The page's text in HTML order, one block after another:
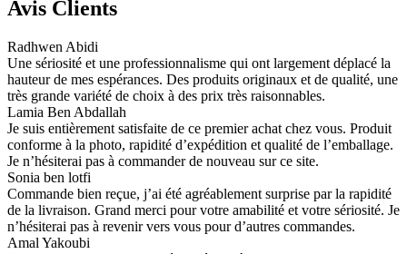
Avis Clients
Radhwen Abidi
Une sériosité et une professionnalisme qui ont largement déplacé la
hauteur de mes espérances. Des produits originaux et de qualité, une
très grande variété de choix à des prix très raisonnables.
Lamia Ben Abdallah
Je suis entièrement satisfaite de ce premier achat chez vous. Produit
conforme à la photo, rapidité d’expédition et qualité de l’emballage.
Je n’hésiterai pas à commander de nouveau sur ce site.
Sonia ben lotfi
Commande bien reçue, j’ai été agréablement surprise par la rapidité
de la livraison. Grand merci pour votre amabilité et votre sériosité. Je
n’hésiterai pas à revenir vers vous pour d’autres commandes.
Amal Yakoubi